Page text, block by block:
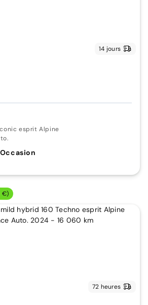
14 jours
esprit Alpine
Occasion
€)
72 heures